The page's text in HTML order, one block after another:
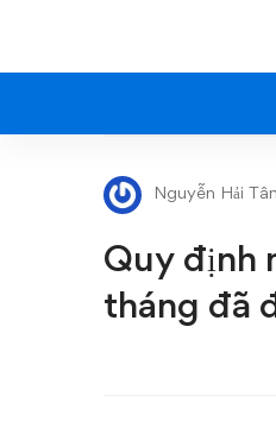
Quy
định
mới
về
điều
Nguyễn Hải
Quy định
tháng đã